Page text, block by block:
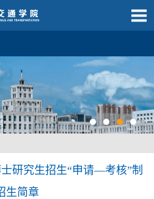
研究生招生“申请—考核”制
生简章